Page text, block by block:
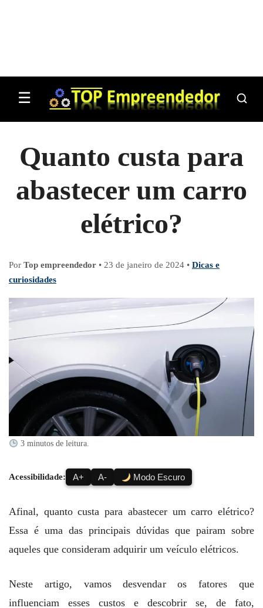
☰
Quanto custa para
abastecer um carro
elétrico?
Por Top empreendedor • 23 de janeiro de 2024 • Dicas e
curiosidades
3 minutos de leitura.
Acessibilidade: A+ A- Modo Escuro
Afinal, quanto custa para abastecer um carro elétrico?
Essa é uma das principais dúvidas que pairam sobre
aqueles que consideram adquirir um veículo elétricos.
Neste artigo, vamos desvendar os fatores que
influenciam esses custos e descobrir se, de fato,